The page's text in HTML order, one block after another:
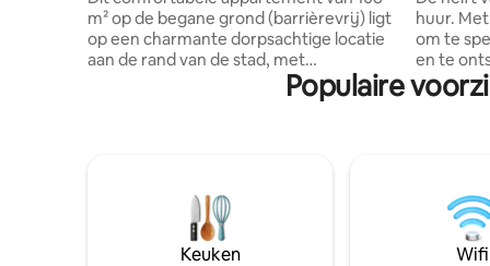
m² op de begane grond (barrièrevrij) ligt
op een charmante dorpsachtige locatie
aan de rand van de stad, met
gemakkelijke toegang tot de barokke
stad Fulda en de nabijgelegen regio
smart-tv, open eethoek en volledig
uitgeruste keuken, zal zeker indruk
maken. De gezellige sfeer van een
huur. Met een grote tuin van 8000 m2
om te
en te
Een klein
Lenne,
de vallei
wandel-
Populaire
Keuken Wifi